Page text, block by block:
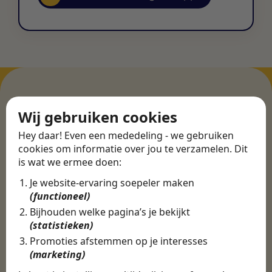
Wij gebruiken cookies
Hey daar! Even een mededeling - we gebruiken
cookies om informatie over jou te verzamelen. Dit
is wat we ermee doen:
Je website-ervaring soepeler maken
(functioneel)
Bijhouden welke pagina’s je bekijkt
(statistieken)
Promoties afstemmen op je interesses
(marketing)
ERVARINGEN
Martijn vond een
nieuwe baan bij
CBEE
Door Swipe4Work heb ik op een hele
makkelijke, laagdrempelige manier eigenlijk
een hele leuke nieuwe baan gevonden. Met heel
veel nieuwe uitdagingen!